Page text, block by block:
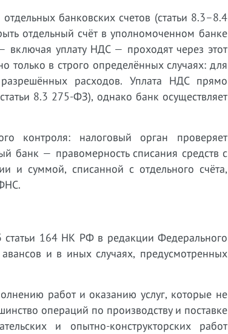
банковских счетов (статьи 8.3–8.4
отдельный счёт в уполномоченном банке
включая уплату НДС — проходят через этот
только в строго определённых случаях: для
расходов. Уплата НДС прямо
8.3 275-ФЗ), однако банк осуществляет
контроля: налоговый орган проверяет
банк — правомерность списания средств с
и суммой, списанной с отдельного счёта,
статьи 164 НК РФ в редакции Федерального
и в иных случаях, предусмотренных
работ и оказанию услуг, которые не
операций по производству и поставке
и опытно-конструкторских работ